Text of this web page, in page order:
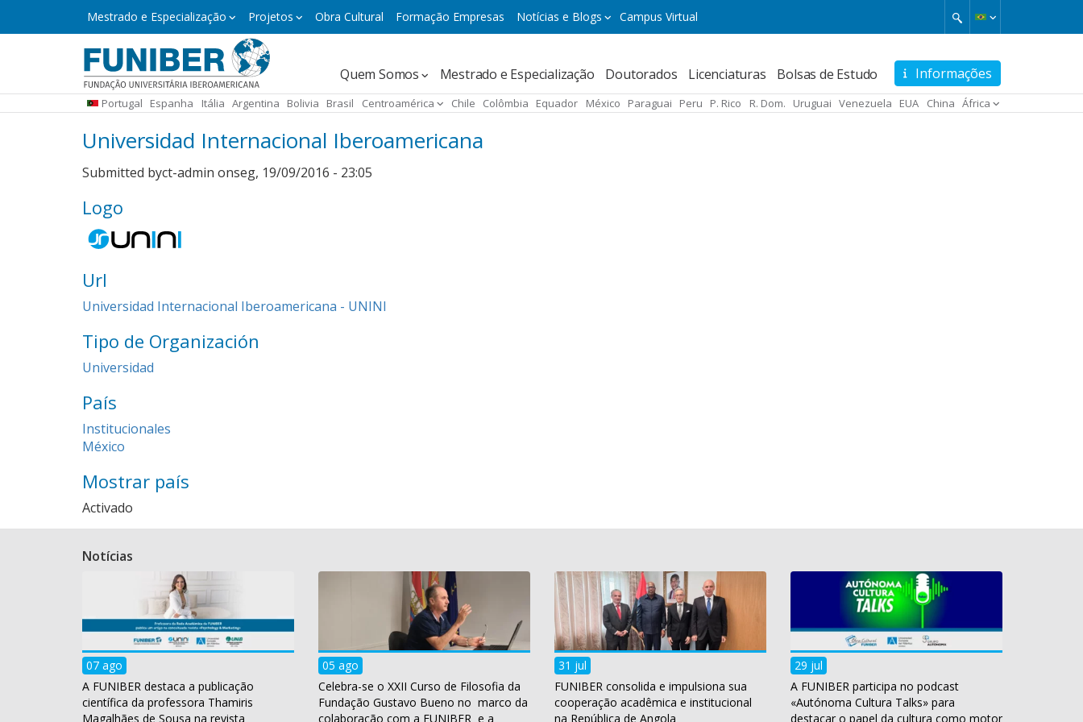
Mestrado
e
Mestrado e Especialização Projetos Obra Cultural Formação Empresas Notícias e Blogs Campus Virtual
Informações
Navegación
principal
micro
Quem Somos Mestrado e Especialização Doutorados Licenciaturas Bolsas de Estudo
Portugal Espanha Itália Argentina Bolivia Brasil Centroamérica Chile Colômbia Equador México Paraguai Peru P. Rico R. Dom. Uruguai Venezuela EUA China África
Universidad Internacional Iberoamericana
Submitted byct-admin onseg, 19/09/2016 - 23:05
Logo
Url
Universidad Internacional Iberoamericana - UNINI
Tipo de Organización
Universidad
País
Institucionales
México
Mostrar país
Activado
Notícias
07 ago
A FUNIBER destaca a publicação
científica da professora Thamiris
Magalhães de Sousa na revista
05 ago
Celebra-se o XXII Curso de Filosofia da
Fundação Gustavo Bueno no marco da
colaboração com a FUNIBER e a
31 jul
FUNIBER consolida e impulsiona sua
cooperação acadêmica e institucional
na República de Angola
29 jul
A FUNIBER participa no podcast
«Autónoma Cultura Talks» para
destacar o papel da cultura como motor